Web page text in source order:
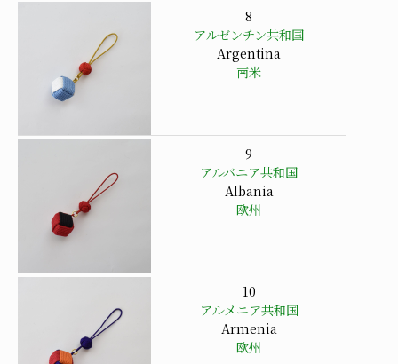
8
アルゼンチン共和国
Argentina
南米
9
アルバニア共和国
Albania
欧州
10
アルメニア共和国
Armenia
欧州